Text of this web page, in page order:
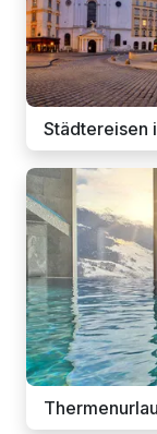
Städtereisen